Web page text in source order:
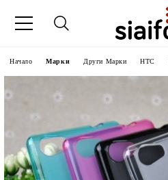
Начало Марки Други Марки HTC